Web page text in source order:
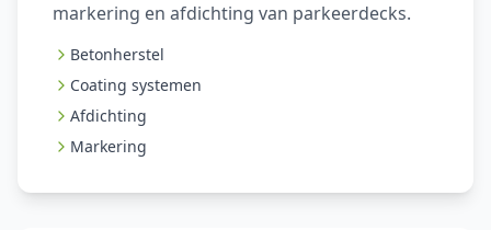
markering en afdichting van parkeerdecks.
Betonherstel
Coating systemen
Afdichting
Markering